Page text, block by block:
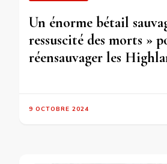
Un énorme bétail
ressuscité des morts »
réensauvager les
9 OCTOBRE 2024